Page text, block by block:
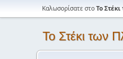
Καλωσορίσατε στοΤο
Το Στέκι των